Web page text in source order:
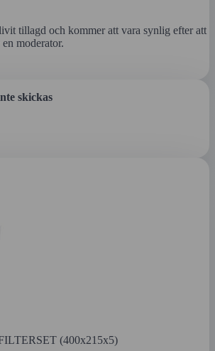
tillagd och kommer att vara synlig efter att
moderator.
skickas
(400x215x5)